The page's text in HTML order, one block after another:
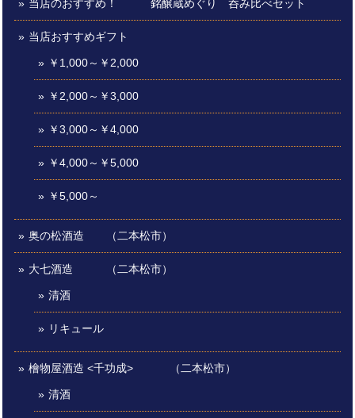
当店のおすすめ！ 銘醸蔵めぐり 呑み比べセット
当店おすすめギフト
￥1,000～￥2,000
￥2,000～￥3,000
￥3,000～￥4,000
￥4,000～￥5,000
￥5,000～
奥の松酒造 （二本松市）
大七酒造 （二本松市）
清酒
リキュール
檜物屋酒造 <千功成> （二本松市）
清酒